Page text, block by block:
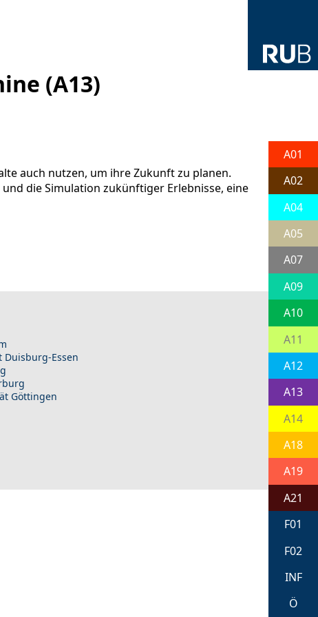
A01
A02
A04
A05
A07
A09
A10
A11
A12
A13
A14
A18
A19
A21
F01
F02
INF
Ö
(A13)
auch nutzen, um ihre Zukunft zu planen.
die Simulation zukünftiger Erlebnisse, eine
Essen
Göttingen